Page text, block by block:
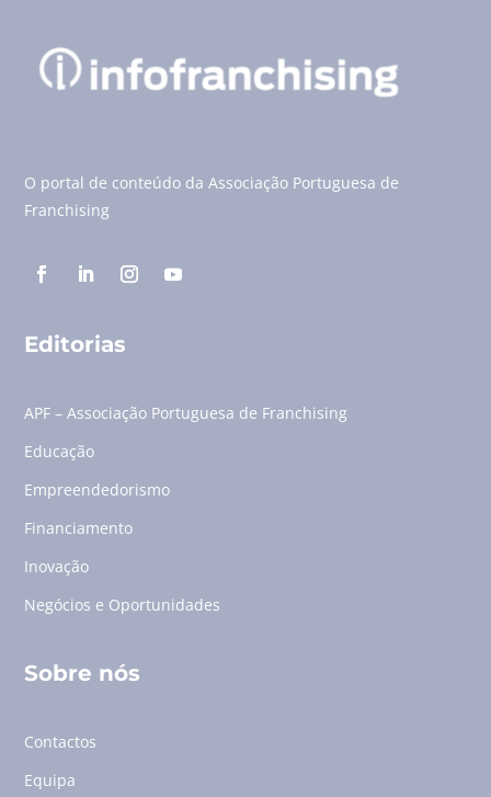
O portal de conteúdo da Associação Portuguesa de
Franchising
Editorias
APF – Associação Portuguesa de Franchising
Educação
Empreendedorismo
Financiamento
Inovação
Negócios e Oportunidades
Sobre nós
Contactos
Equipa